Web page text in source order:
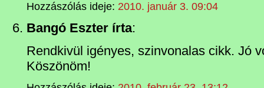
Hozzászólás ideje: 2010. január 3. 09:04
Bangó Eszter írta:
Rendkivül igényes, szinvonalas cikk. Jó
Köszönöm!